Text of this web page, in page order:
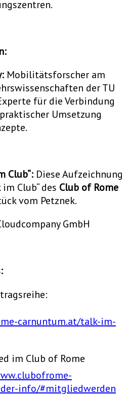
Mobilitätsforscher am
der TU
für die Verbindung
Umsetzung
Club“: Diese Aufzeichnung
Club“ des Club of Rome
vom Petznek.
GmbH
carnuntum.at/talk-im-
im Club of Rome
info/#mitgliedwerden